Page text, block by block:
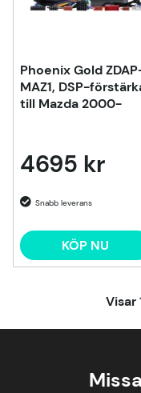
Phoenix Gold
MAZ1, DSP-
till Mazda 2000-
4695 kr
KÖP NU
Visar